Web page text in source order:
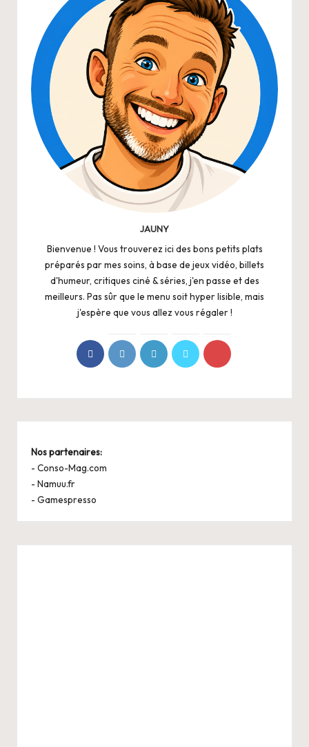
JAUNY
Bienvenue ! Vous trouverez ici des bons petits plats
préparés par mes soins, à base de jeux vidéo, billets
d'humeur, critiques ciné & séries, j'en passe et des
meilleurs. Pas sûr que le menu soit hyper lisible, mais
j'espère que vous allez vous régaler !
Nos partenaires:
- Conso-Mag.com
- Namuu.fr
- Gamespresso